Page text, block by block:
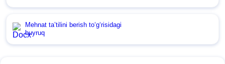
Mehnat ta’tilini berish toʻgʻrisidagi
buyruq